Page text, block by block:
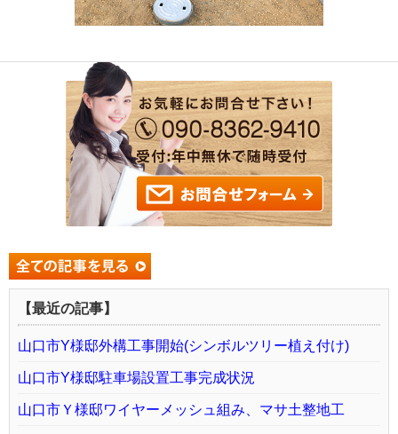
【最近の記事】
山口市Y様邸外構工事開始(シンボルツリー植え付け)
山口市Y様邸駐車場設置工事完成状況
山口市Ｙ様邸ワイヤーメッシュ組み、マサ土整地工